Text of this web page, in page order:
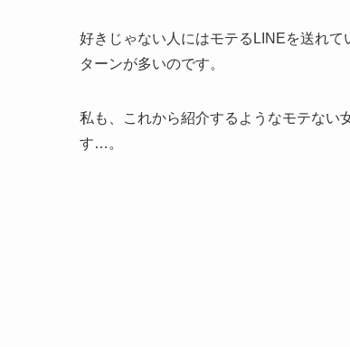
好きじゃない人にはモテるLINEを送れ
ターンが多いのです。
私も、これから紹介するようなモテない
す…。